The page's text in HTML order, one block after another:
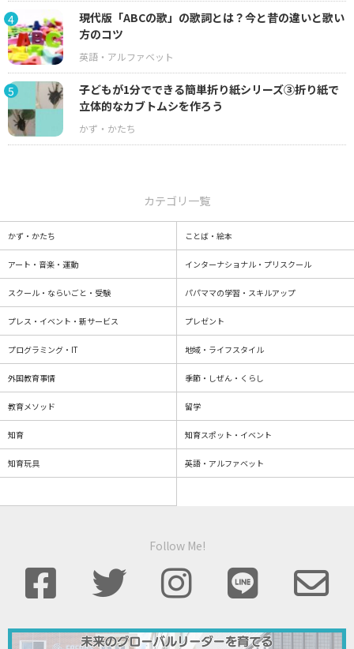
4
現代版「ABCの歌」の歌詞とは？今と昔の違いと歌い
方のコツ
5
子どもが1分でできる簡単折り紙シリーズ③折り紙で
立体的なカブトムシを作ろう
カテゴリ一覧
かず・かたち ことば・絵本
アート・音楽・運動 インターナショナル・プリスクール
スクール・ならいごと・受験 パパママの学習・スキルアップ
プレス・イベント・新サービス プレゼント
プログラミング・IT 地域・ライフスタイル
外国教育事情 季節・しぜん・くらし
教育メソッド 留学
知育 知育スポット・イベント
知育玩具 英語・アルファベット
Follow Me!